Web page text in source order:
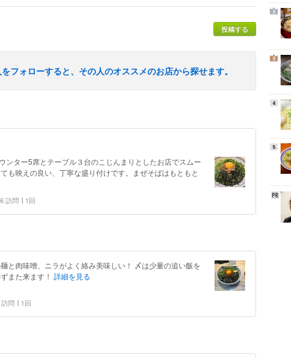
投稿する
フォローすると、その人のオススメのお店から探せます。
ンター5席とテーブル３台のこじんまりとしたお店でスムー
も映えの良い、丁寧な盛り付けです。まぜそばはもともと
訪問 1回
と肉味噌、ニラがよく絡み美味しい！ 〆は少量の追い飯を
また来ます！ 詳細を見る
問 1回
2
3
4
5